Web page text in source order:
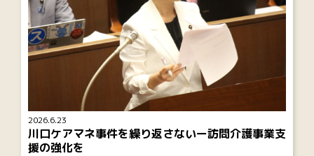
2026.6.23
川口ケアマネ事件を繰り返さないー訪問介護事業支
援の強化を